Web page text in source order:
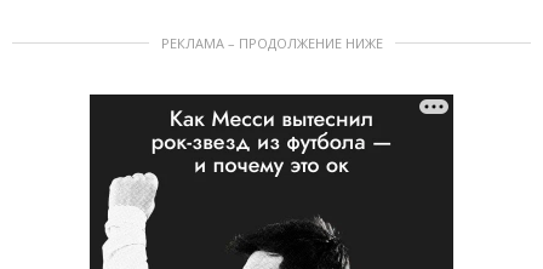
РЕКЛАМА – ПРОДОЛЖЕНИЕ НИЖЕ